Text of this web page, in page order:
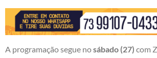
A programação segue nosábado (27) com